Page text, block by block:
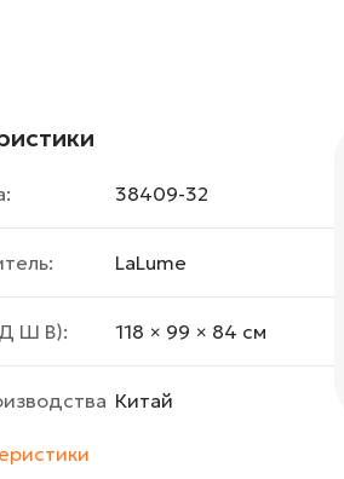
38409-32
LaLume
Ш В): 118 × 99 × 84 cм
Китай